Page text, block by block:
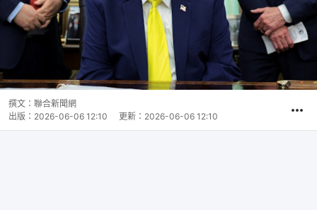
撰文： 聯合新聞網
出版： 2026-06-06 12:10 更新： 2026-06-06 12:10